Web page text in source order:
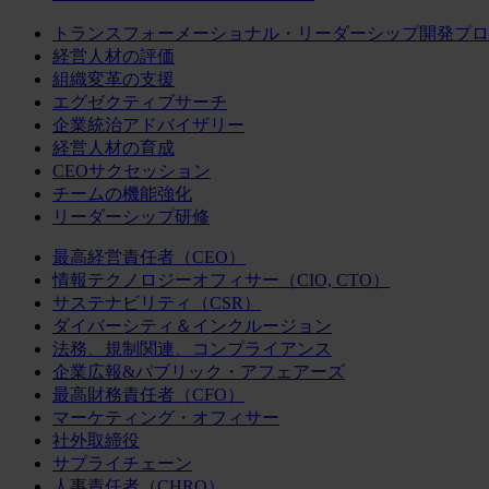
トランスフォーメーショナル・リーダーシップ開発プ
経営人材の評価
組織変革の支援
エグゼクティブサーチ
企業統治アドバイザリー
経営人材の育成
CEOサクセッション
チームの機能強化
リーダーシップ研修
最高経営責任者（CEO）
情報テクノロジーオフィサー（CIO, CTO）
サステナビリティ（CSR）
ダイバーシティ＆インクルージョン
法務、規制関連、コンプライアンス
企業広報&パブリック・アフェアーズ
最高財務責任者（CFO）
マーケティング・オフィサー
社外取締役
サプライチェーン